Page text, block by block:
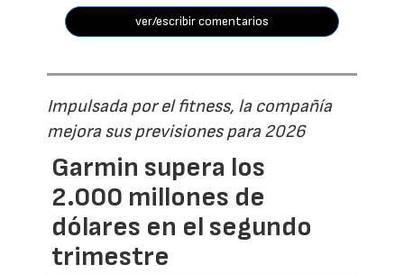
ver/escribir comentarios
Impulsada por el fitness, la compañía
mejora sus previsiones para 2026
Garmin supera los
2.000 millones de
dólares en el segundo
trimestre